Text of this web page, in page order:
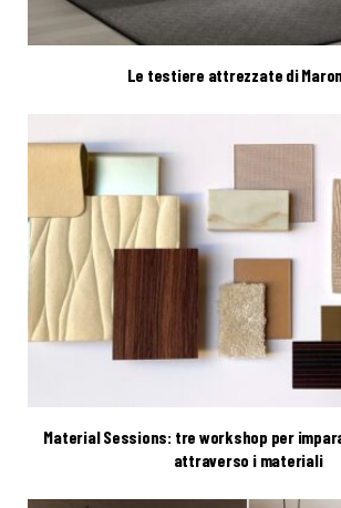
Le testiere attrezzate di
Material Sessions: tre workshop per
attraverso i materiali